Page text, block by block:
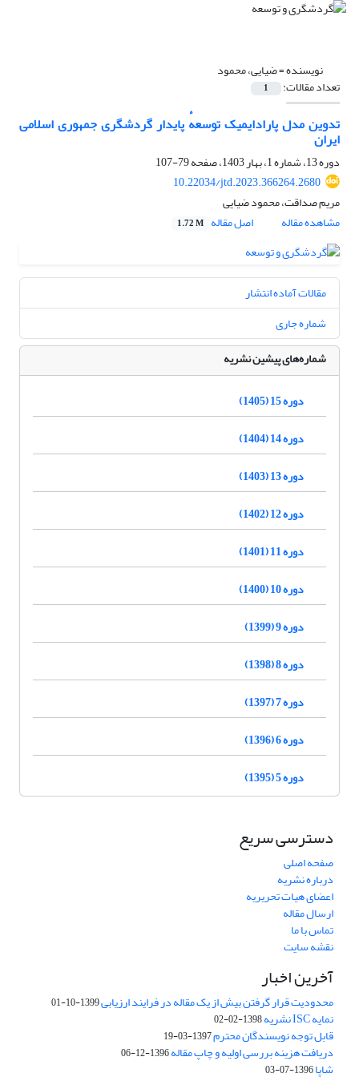
نویسنده =ضیایی، محمود
تعداد مقالات: 1
تدوین مدل پارادایمیک توسعهٔ پایدار گردشگری جمهوری اسلامی
ایران
دوره 13، شماره 1، بهار 1403، صفحه
79-107
10.22034/jtd.2023.366264.2680
مریم صداقت، محمود ضیایی
مشاهده مقاله
اصل مقاله 1.72 M
مقالات آماده انتشار
شماره جاری
شماره‌های پیشین نشریه
دوره 15 (1405)
دوره 14 (1404)
دوره 13 (1403)
دوره 12 (1402)
دوره 11 (1401)
دوره 10 (1400)
دوره 9 (1399)
دوره 8 (1398)
دوره 7 (1397)
دوره 6 (1396)
دوره 5 (1395)
دسترسی سریع
صفحه اصلی
درباره نشریه
اعضای هیات تحریریه
ارسال مقاله
تماس با ما
نقشه سایت
آخرین اخبار
محدودیت قرار گرفتن بیش از یک مقاله در فرایند ارزیابی1399-10-01
نمایه ISC نشریه 1398-02-02
قابل توجه نویسندگان محترم1397-03-19
دریافت هزینه بررسی اولیه و چاپ مقاله1396-12-06
شاپا1396-07-03